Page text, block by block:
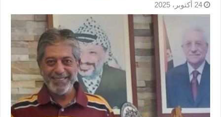
24 أكتوبر، 2025